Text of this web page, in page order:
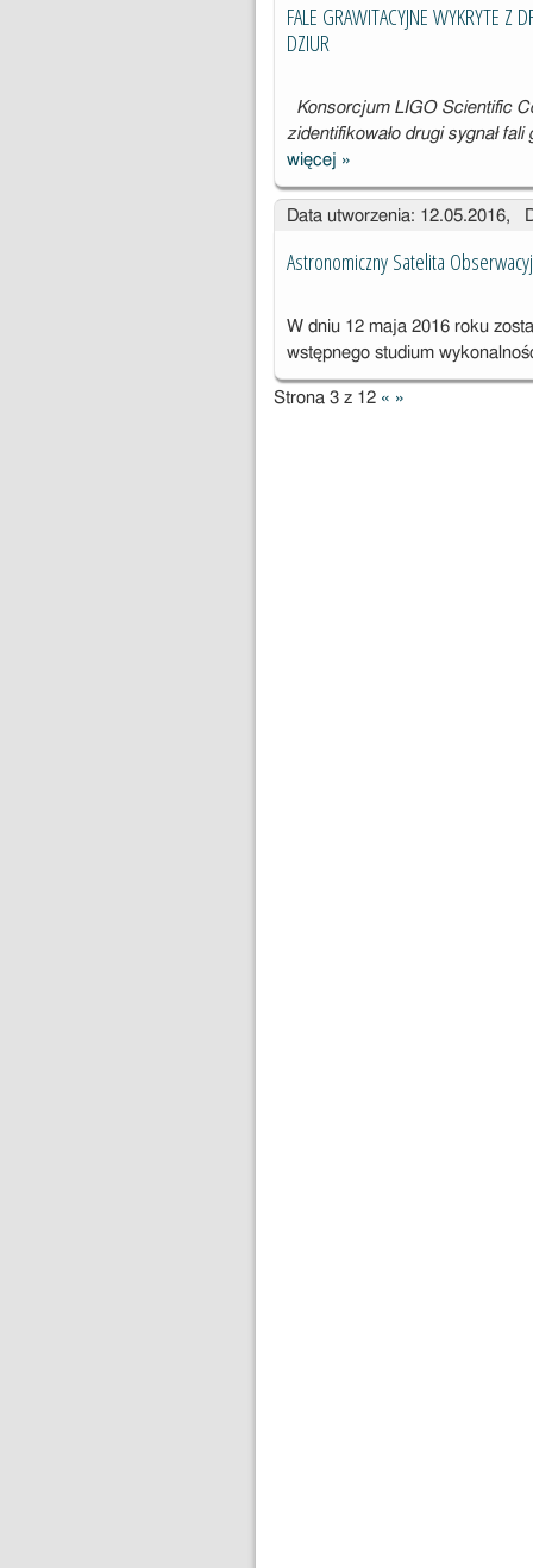
FALE GRAWITACYJNE WYKRYTE Z
DZIUR
Konsorcjum LIGO Scientific
zidentifikowało drugi sygnał
więcej FALE
GRAWITACYJ
NE WYKRYTE
PARY
CH SIĘ
CZARNYCH
DZIUR
»
Data utworzenia: 12.05.2016,
Astronomiczny Satelita
W dniu 12 maja 2016 roku
wstępnego studium
Strona 3 z 12 « »